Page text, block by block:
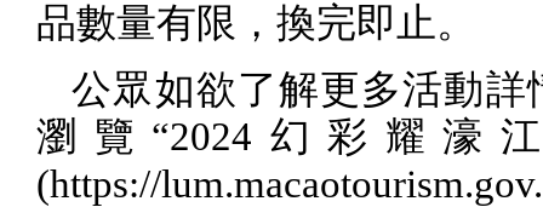
品數量有限，換完即止。
公眾如欲了解更多活動詳
瀏覽“2024 幻彩耀濠
(https://